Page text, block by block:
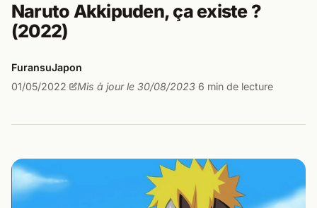
Naruto Akkipuden, ça existe ?
(2022)
FuransuJapon
01/05/2022· Mis à jour le 30/08/2023· 6 min de lecture